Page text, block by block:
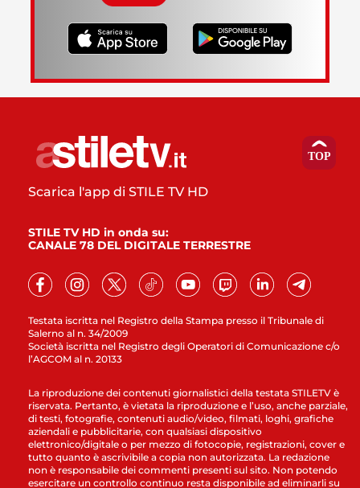
Testata iscritta nel Registro della Stampa presso il Tribunale di
Salerno al n. 34/2009
Società iscritta nel Registro degli Operatori di Comunicazione c/o
l’AGCOM al n. 20133
Scarica l'app di STILE TV HD
STILE TV HD in onda su:
CANALE 78 DEL DIGITALE TERRESTRE
La riproduzione dei contenuti giornalistici della testata STILETV è
riservata. Pertanto, è vietata la riproduzione e l’uso, anche parziale,
di testi, fotografie, contenuti audio/video, filmati, loghi, grafiche
aziendali e pubblicitarie, con qualsiasi dispositivo
elettronico/digitale o per mezzo di fotocopie, registrazioni, cover e
tutto quanto è ascrivibile a copia non autorizzata. La redazione
non è responsabile dei commenti presenti sul sito. Non potendo
esercitare un controllo continuo resta disponibile ad eliminarli su